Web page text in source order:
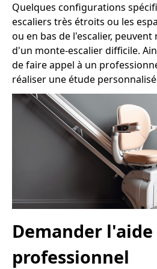
Quelques configurations
escaliers très étroits ou les
ou en bas de l'escalier,
d'un monte-escalier difficile.
de faire appel à un
réaliser une étude
Demander
professionnel